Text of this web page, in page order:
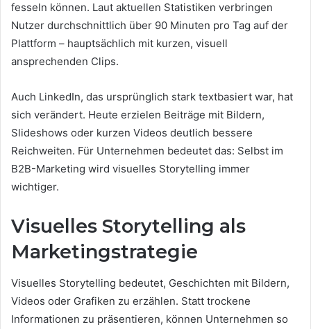
fesseln können. Laut aktuellen Statistiken verbringen
Nutzer durchschnittlich über 90 Minuten pro Tag auf der
Plattform – hauptsächlich mit kurzen, visuell
ansprechenden Clips.
Auch LinkedIn, das ursprünglich stark textbasiert war, hat
sich verändert. Heute erzielen Beiträge mit Bildern,
Slideshows oder kurzen Videos deutlich bessere
Reichweiten. Für Unternehmen bedeutet das: Selbst im
B2B-Marketing wird visuelles Storytelling immer
wichtiger.
Visuelles Storytelling als
Marketingstrategie
Visuelles Storytelling bedeutet, Geschichten mit Bildern,
Videos oder Grafiken zu erzählen. Statt trockene
Informationen zu präsentieren, können Unternehmen so